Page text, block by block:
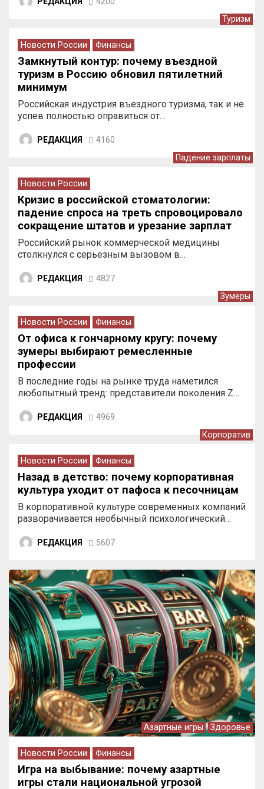
Туризм
Новости России Финансы
Замкнутый контур: почему въездной
туризм в Россию обновил пятилетний
минимум
Российская индустрия въездного туризма, так и не
успев полностью оправиться от…
РЕДАКЦИЯ 4160
Падение зарплаты
Новости России
Кризис в российской стоматологии:
падение спроса на треть спровоцировало
сокращение штатов и урезание зарплат
врачей
Российский рынок коммерческой медицины
столкнулся с серьезным вызовом в…
РЕДАКЦИЯ 4827
Зумеры
Новости России Финансы
От офиса к гончарному кругу: почему
зумеры выбирают ремесленные
профессии
В последние годы на рынке труда наметился
любопытный тренд: представители поколения Z…
РЕДАКЦИЯ 4969
Корпоратив
Новости России Финансы
Назад в детство: почему корпоративная
культура уходит от пафоса к песочницам
В корпоративной культуре современных компаний
разворачивается необычный психологический…
РЕДАКЦИЯ 5607
Азартные игры Здоровье
Новости России Финансы
Игра на выбывание: почему азартные
игры стали национальной угрозой